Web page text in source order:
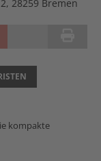
28259 Bremen
kompakte